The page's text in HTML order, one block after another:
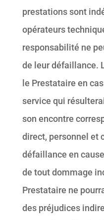
prestations sont
opérateurs
responsabilité ne
de leur défaillance.
le Prestataire en
service qui
son encontre
direct, personnel et
défaillance en
de tout dommage
Prestataire ne
des préjudices